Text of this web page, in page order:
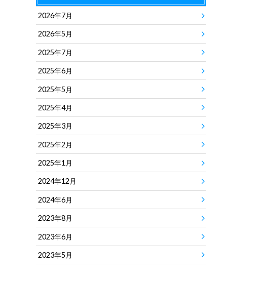
2026年7月
2026年5月
2025年7月
2025年6月
2025年5月
2025年4月
2025年3月
2025年2月
2025年1月
2024年12月
2024年6月
2023年8月
2023年6月
2023年5月